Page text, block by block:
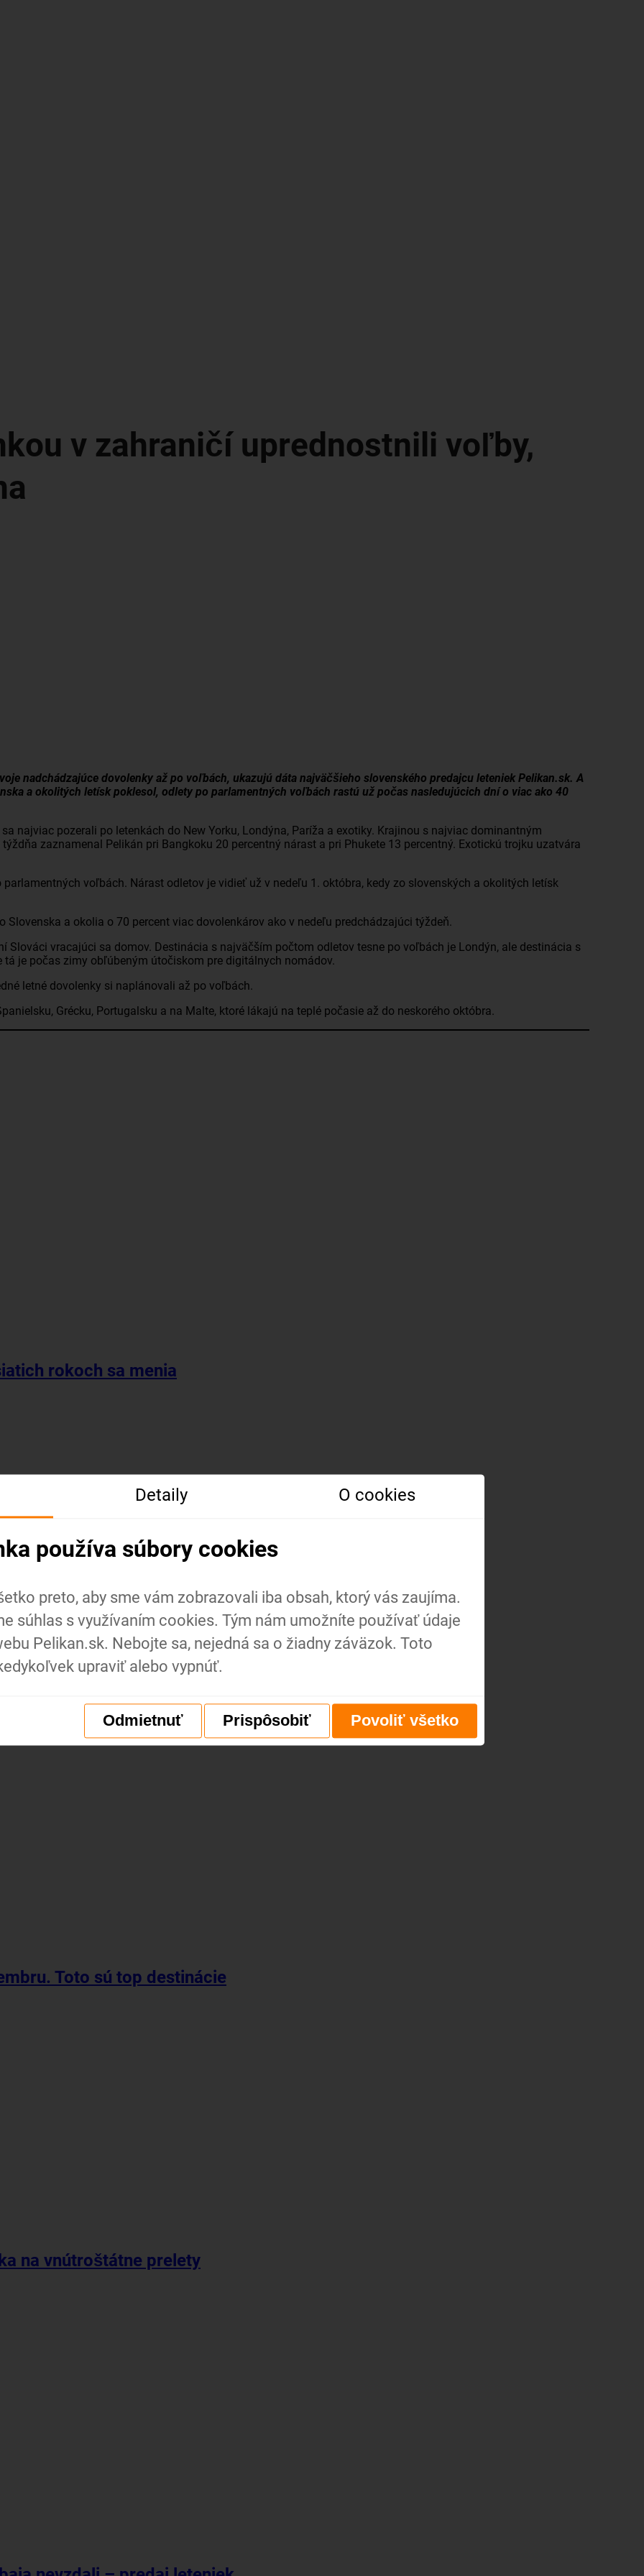
v zahraničí uprednostnili voľby,
nadchádzajúce dovolenky až po voľbách, ukazujú dáta najväčšieho slovenského predajcu leteniek Pelikan.sk. A
a okolitých letísk poklesol, odlety po parlamentných voľbách rastú už počas nasledujúcich dní o viac ako 40
najviac pozerali po letenkách do New Yorku, Londýna, Paríža a exotiky. Krajinou s najviac dominantným
zaznamenal Pelikán pri Bangkoku 20 percentný nárast a pri Phukete 13 percentný. Exotickú trojku uzatvára
voľbách. Nárast odletov je vidieť už v nedeľu 1. októbra, kedy zo slovenských a okolitých letísk
a okolia o 70 percent viac dovolenkárov ako v nedeľu predchádzajúci týždeň.
Slováci vracajúci sa domov. Destinácia s najväčším počtom odletov tesne po voľbách je Londýn, ale destinácia s
je počas zimy obľúbeným útočiskom pre digitálnych nomádov.
letné dovolenky si naplánovali až po voľbách.
Grécku, Portugalsku a na Malte, ktoré lákajú na teplé počasie až do neskorého októbra.
rokoch sa menia
ich dostupné lety i
Toto sú top destinácie
na vnútroštátne prelety
Detaily O cookies
používa súbory cookies
preto, aby sme vám zobrazovali iba obsah, ktorý vás zaujíma.
súhlas s využívaním cookies. Tým nám umožníte používať údaje
Pelikan.sk. Nebojte sa, nejedná sa o žiadny záväzok. Toto
upraviť alebo vypnúť.
Odmietnuť Prispôsobiť Povoliť všetko